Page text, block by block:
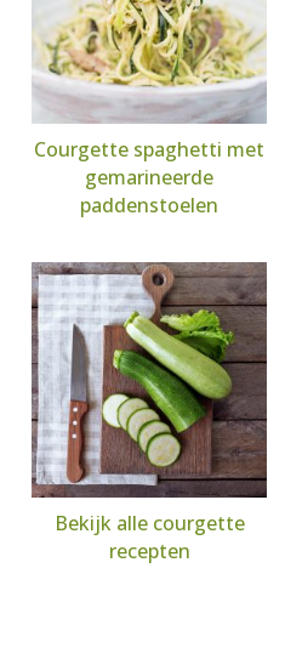
Courgette spaghetti met
gemarineerde
paddenstoelen
Bekijk alle courgette
recepten